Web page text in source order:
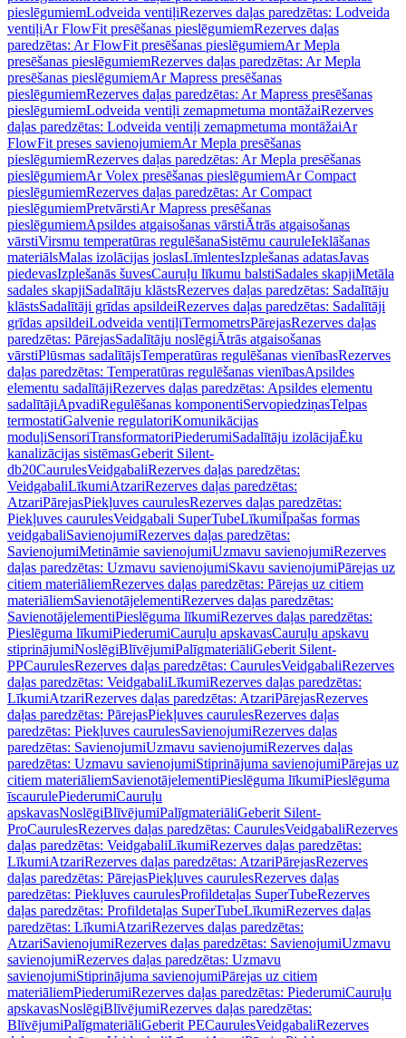
pieslēgumiemLodveida ventiļiRezerves daļas paredzētas: Lodveida
ventiļiAr FlowFit presēšanas pieslēgumiemRezerves daļas
paredzētas: Ar FlowFit presēšanas pieslēgumiemAr Mepla
presēšanas pieslēgumiemRezerves daļas paredzētas: Ar Mepla
presēšanas pieslēgumiemAr Mapress presēšanas
pieslēgumiemRezerves daļas paredzētas: Ar Mapress presēšanas
pieslēgumiemLodveida ventiļi zemapmetuma montāžaiRezerves
daļas paredzētas: Lodveida ventiļi zemapmetuma montāžaiAr
FlowFit preses savienojumiemAr Mepla presēšanas
pieslēgumiemRezerves daļas paredzētas: Ar Mepla presēšanas
pieslēgumiemAr Volex presēšanas pieslēgumiemAr Compact
pieslēgumiemRezerves daļas paredzētas: Ar Compact
pieslēgumiemPretvārstiAr Mapress presēšanas
pieslēgumiemApsildes atgaisošanas vārstiĀtrās atgaisošanas
vārstiVirsmu temperatūras regulēšanaSistēmu cauruleIeklāšanas
materiālsMalas izolācijas joslasLīmlentesIzplešanas adatasJavas
piedevasIzplešanās šuvesCauruļu līkumu balstiSadales skapjiMetāla
sadales skapjiSadalītāju klāstsRezerves daļas paredzētas: Sadalītāju
klāstsSadalītāji grīdas apsildeiRezerves daļas paredzētas: Sadalītāji
grīdas apsildeiLodveida ventiļiTermometrsPārejasRezerves daļas
paredzētas: PārejasSadalītāju noslēgiĀtrās atgaisošanas
vārstiPlūsmas sadalītājsTemperatūras regulēšanas vienībasRezerves
daļas paredzētas: Temperatūras regulēšanas vienībasApsildes
elementu sadalītājiRezerves daļas paredzētas: Apsildes elementu
sadalītājiApvadiRegulēšanas komponentiServopiedziņasTelpas
termostatiGalvenie regulatoriKomunikācijas
moduļiSensoriTransformatoriPiederumiSadalītāju izolācijaĒku
kanalizācijas sistēmasGeberit Silent-
db20CaurulesVeidgabaliRezerves daļas paredzētas:
VeidgabaliLīkumiAtzariRezerves daļas paredzētas:
AtzariPārejasPiekļuves caurulesRezerves daļas paredzētas:
Piekļuves caurulesVeidgabali SuperTubeLīkumiĪpašas formas
veidgabaliSavienojumiRezerves daļas paredzētas:
SavienojumiMetināmie savienojumiUzmavu savienojumiRezerves
daļas paredzētas: Uzmavu savienojumiSkavu savienojumiPārejas uz
citiem materiāliemRezerves daļas paredzētas: Pārejas uz citiem
materiāliemSavienotājelementiRezerves daļas paredzētas:
SavienotājelementiPieslēguma līkumiRezerves daļas paredzētas:
Pieslēguma līkumiPiederumiCauruļu apskavasCauruļu apskavu
stiprinājumiNoslēgiBlīvējumiPalīgmateriāliGeberit Silent-
PPCaurulesRezerves daļas paredzētas: CaurulesVeidgabaliRezerves
daļas paredzētas: VeidgabaliLīkumiRezerves daļas paredzētas:
LīkumiAtzariRezerves daļas paredzētas: AtzariPārejasRezerves
daļas paredzētas: PārejasPiekļuves caurulesRezerves daļas
paredzētas: Piekļuves caurulesSavienojumiRezerves daļas
paredzētas: SavienojumiUzmavu savienojumiRezerves daļas
paredzētas: Uzmavu savienojumiStiprinājuma savienojumiPārejas uz
citiem materiāliemSavienotājelementiPieslēguma līkumiPieslēguma
īscaurulePiederumiCauruļu
apskavasNoslēgiBlīvējumiPalīgmateriāliGeberit Silent-
ProCaurulesRezerves daļas paredzētas: CaurulesVeidgabaliRezerves
daļas paredzētas: VeidgabaliLīkumiRezerves daļas paredzētas:
LīkumiAtzariRezerves daļas paredzētas: AtzariPārejasRezerves
daļas paredzētas: PārejasPiekļuves caurulesRezerves daļas
paredzētas: Piekļuves caurulesProfildetaļas SuperTubeRezerves
daļas paredzētas: Profildetaļas SuperTubeLīkumiRezerves daļas
paredzētas: LīkumiAtzariRezerves daļas paredzētas:
AtzariSavienojumiRezerves daļas paredzētas: SavienojumiUzmavu
savienojumiRezerves daļas paredzētas: Uzmavu
savienojumiStiprinājuma savienojumiPārejas uz citiem
materiāliemPiederumiRezerves daļas paredzētas: PiederumiCauruļu
apskavasNoslēgiBlīvējumiRezerves daļas paredzētas:
BlīvējumiPalīgmateriāliGeberit PECaurulesVeidgabaliRezerves